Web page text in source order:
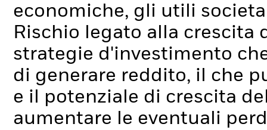
economiche, gli utili
Rischio legato alla crescita
strategie d'investimento
di generare reddito, il che
e il potenziale di crescita
aumentare le eventuali